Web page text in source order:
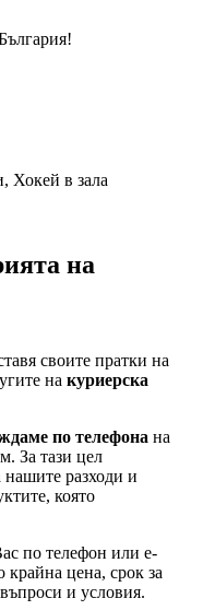
Хокей в зала
на
своите пратки на
на куриерска
по телефона на
За тази цел
нашите разходи и
която
по телефон или e-
крайна цена, срок за
и условия.